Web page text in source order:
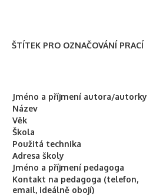
ŠTÍTEK PRO OZNAČOVÁNÍ PRACÍ
Jméno a příjmení autora/autorky
Název
Věk
Škola
Použitá technika
Adresa školy
Jméno a příjmení pedagoga
Kontakt na pedagoga (telefon,
email, ideálně obojí)